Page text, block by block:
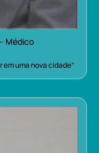
Médico
em uma nova cidade”